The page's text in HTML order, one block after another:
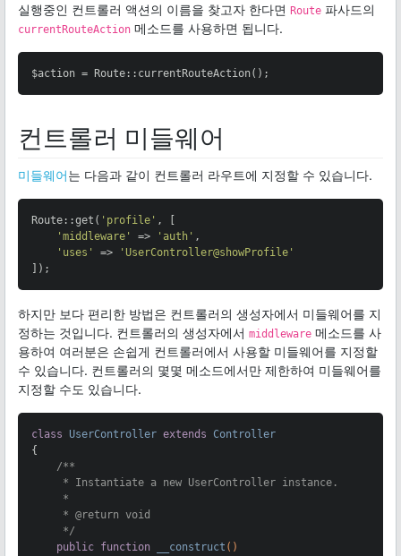
실행중인 컨트롤러 액션의 이름을 찾고자 한다면 Route 파사드의
currentRouteAction 메소드를 사용하면 됩니다.
$action = Route::currentRouteAction();
컨트롤러 미들웨어
미들웨어는 다음과 같이 컨트롤러 라우트에 지정할 수 있습니다.
Route::get( 'profile' , [
'middleware'
=> 'auth' ,
'uses'
=>
'UserController@showProfile'
]);
하지만 보다 편리한 방법은 컨트롤러의 생성자에서 미들웨어를 지
정하는 것입니다. 컨트롤러의 생성자에서 middleware 메소드를 사
용하여 여러분은 손쉽게 컨트롤러에서 사용할 미들웨어를 지정할
수 있습니다. 컨트롤러의 몇몇 메소드에서만 제한하여 미들웨어를
지정할 수도 있습니다.
class UserController extends Controller
{
/**
     * Instantiate a new UserController instance.
     *
     *
@return void
     */
public function __construct ()